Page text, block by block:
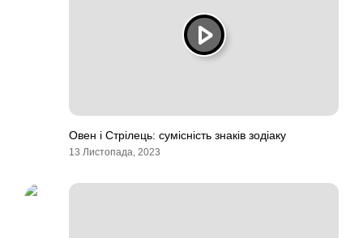
Овен і Стрілець: сумісність знаків зодіаку
13 Листопада, 2023